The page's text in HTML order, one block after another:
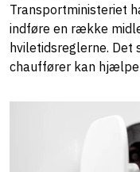
Transportministeriet
indføre en række
hviletidsreglerne. Det
chauffører kan